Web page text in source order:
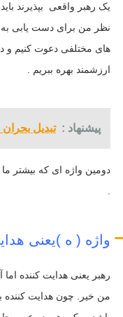
یک رهبر واقعی بپذیرند
نظر من برای دست یابی به
های مختلفی دعوت کنیم و
ارزشمند بهره ببریم .
پیشنهاد : تبدیل
دومین واژه ای که بیشتر
واژه ( ه )یعنی
رهبر یعنی هدایت کننده اما
من خیر. چون هدایت کننده